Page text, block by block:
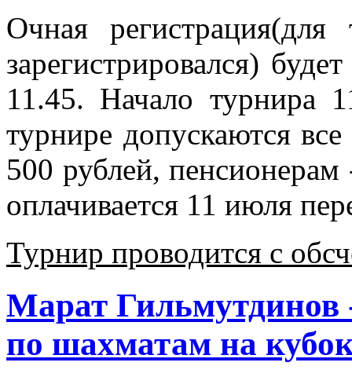
Очная
зарегистрировался)
11.45. Начало
турнире допускаются
500 рублей,
оплачивается 11 июля
Турнир проводится с
Марат Гильмутдинов
по шахматам на